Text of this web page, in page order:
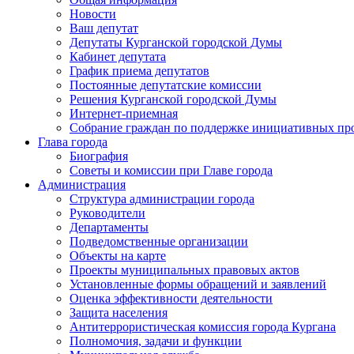
Новости
Ваш депутат
Депутаты Курганской городской Думы
Кабинет депутата
График приема депутатов
Постоянные депутатские комиссии
Решения Курганской городской Думы
Интернет-приемная
Собрание граждан по поддержке инициативных
Глава города
Биография
Советы и комиссии при Главе города
Администрация
Структура администрации города
Руководители
Департаменты
Подведомственные организации
Объекты на карте
Проекты муниципальных правовых актов
Установленные формы обращений и заявлений
Оценка эффективности деятельности
Защита населения
Антитеррористическая комиссия города Кургана
Полномочия, задачи и функции